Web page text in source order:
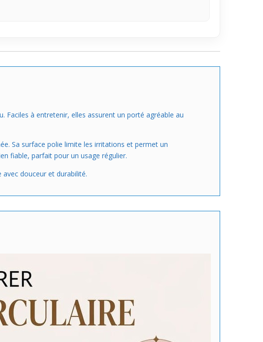
à entretenir, elles assurent un porté agréable au
Sa surface polie limite les irritations et permet un
fiable, parfait pour un usage régulier.
douceur et durabilité.